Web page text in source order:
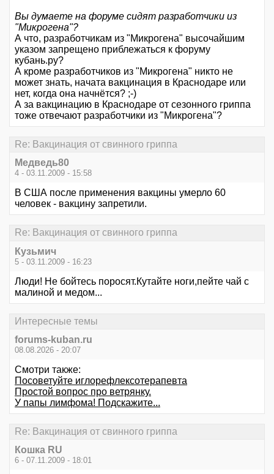
Вы думаете на форуме сидят разработчики из
"Микрогена"?
А что, разработчикам из "Микрогена" высочайшим
указом запрещено приблежаться к форуму
кубань.ру?
А кроме разработчиков из "Микрогена" никто не
может знать, начата вакцинация в Краснодаре или
нет, когда она начнётся? ;-)
А за вакцинацию в Краснодаре от сезонного гриппа
тоже отвечают разработчики из "Микрогена"?
Re: Вакцинация от свинного гриппа
Медведь80
4 - 03.11.2009 - 15:58
В США после применения вакцины умерло 60
человек - вакцину запретили.
Re: Вакцинация от свинного гриппа
Кузьмич
5 - 03.11.2009 - 16:23
Люди! Не бойтесь поросят.Кутайте ноги,пейте чай с
малиной и медом...
Интересные темы
forums-kuban.ru
08.08.2026 - 20:07
Смотри также:
Посоветуйте иглорефлексотерапевта
Простой вопрос про ветрянку.
У папы лимфома! Подскажите...
Re: Вакцинация от свинного гриппа
Кошка RU
6 - 07.11.2009 - 18:01